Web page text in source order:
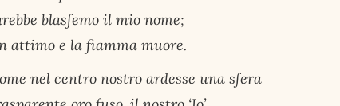
blasfemo il mio nome;
attimo e la fiamma muore.
nel centro nostro ardesse una sfera